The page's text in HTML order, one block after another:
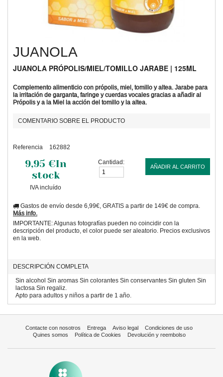
JUANOLA
JUANOLA PRÓPOLIS/MIEL/TOMILLO JARABE | 125ML
Complemento alimenticio con própolis, miel, tomillo y altea. Jarabe para
la irritación de garganta, faringe y cuerdas vocales gracias a añadir al
Própolis y a la Miel la acción del tomillo y la altea.
COMENTARIO SOBRE EL PRODUCTO
Referencia 162882
9,95 €In
stock
IVA incluído
Cantidad:
AÑADIR AL CARRITO
Gastos de envío desde 6,99€, GRATIS a partir de 149€ de compra.
Más info.
IMPORTANTE: Algunas fotografías pueden no coincidir con la
descripción del producto, el color puede ser aleatorio. Precios exclusivos
en la web.
DESCRIPCIÓN COMPLETA
Sin alcohol Sin aromas Sin colorantes Sin conservantes Sin gluten Sin
lactosa Sin regaliz.
Apto para adultos y niños a partir de 1 año.
Contacte con nosotros Entrega Aviso legal
Condiciones de uso
Quines somos
Política de Cookies Devolución y reembolso